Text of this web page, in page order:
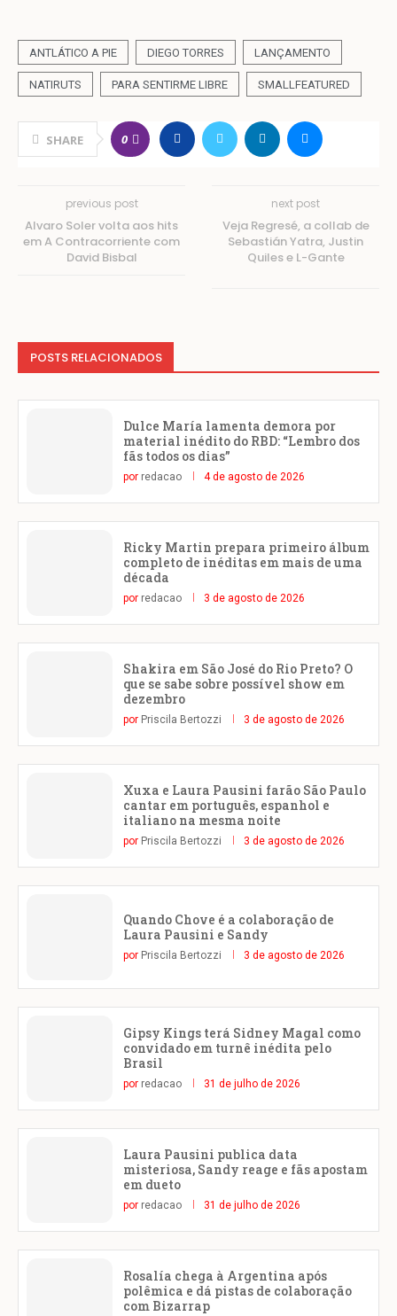
ANTLÁTICO A PIE DIEGO TORRES LANÇAMENTO
NATIRUTS PARA SENTIRME LIBRE SMALLFEATURED
SHARE 0
previous post
Alvaro Soler volta aos hits
em A Contracorriente com
David Bisbal
next post
Veja Regresé, a collab de
Sebastián Yatra, Justin
Quiles e L-Gante
POSTS RELACIONADOS
Dulce María lamenta demora por
material inédito do RBD: “Lembro dos
fãs todos os dias”
por redacao 4 de agosto de 2026
Ricky Martin prepara primeiro álbum
completo de inéditas em mais de uma
década
por redacao 3 de agosto de 2026
Shakira em São José do Rio Preto? O
que se sabe sobre possível show em
dezembro
por Priscila Bertozzi 3 de agosto de 2026
Xuxa e Laura Pausini farão São Paulo
cantar em português, espanhol e
italiano na mesma noite
por Priscila Bertozzi 3 de agosto de 2026
Quando Chove é a colaboração de
Laura Pausini e Sandy
por Priscila Bertozzi 3 de agosto de 2026
Gipsy Kings terá Sidney Magal como
convidado em turnê inédita pelo
Brasil
por redacao 31 de julho de 2026
Laura Pausini publica data
misteriosa, Sandy reage e fãs apostam
em dueto
por redacao 31 de julho de 2026
Rosalía chega à Argentina após
polêmica e dá pistas de colaboração
com Bizarrap